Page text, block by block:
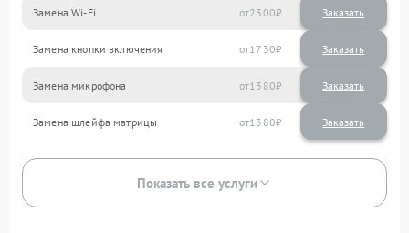
Замена Wi-Fi 2300
Замена кнопки включения 1730
Замена микрофона 1380
Замена шлейфа матрицы 1380
Показать все услуги